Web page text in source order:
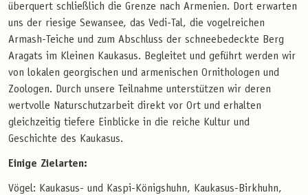
überquert schließlich die Grenze nach Armenien. Dort erwarten
uns der riesige Sewansee, das Vedi-Tal, die vogelreichen
Armash-Teiche und zum Abschluss der schneebedeckte Berg
Aragats im Kleinen Kaukasus. Begleitet und geführt werden wir
von lokalen georgischen und armenischen Ornithologen und
Zoologen. Durch unsere Teilnahme unterstützen wir deren
wertvolle Naturschutzarbeit direkt vor Ort und erhalten
gleichzeitig tiefere Einblicke in die reiche Kultur und
Geschichte des Kaukasus.
Einige Zielarten:
Vögel: Kaukasus- und Kaspi-Königshuhn, Kaukasus-Birkhuhn,